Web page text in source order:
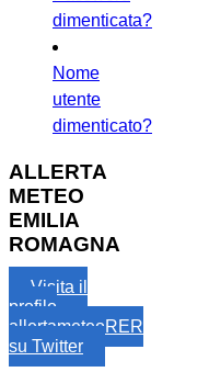
dimenticata?
Nome
utente
dimenticato?
ALLERTA
METEO
EMILIA
ROMAGNA
Visita il
profilo
allertameteoRER
su Twitter